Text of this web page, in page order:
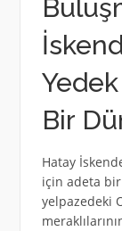
Bir
Hatay
için adeta
yelpazedeki